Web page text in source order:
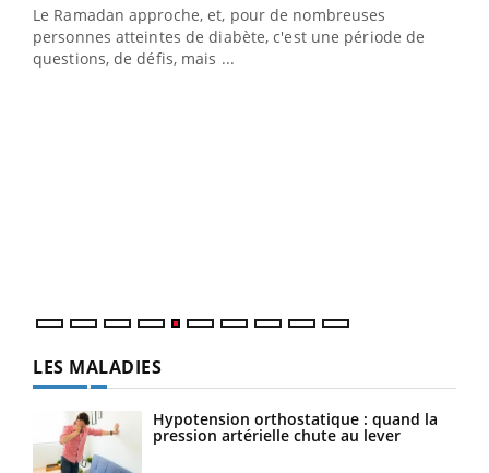
Le Ramadan approche, et, pour de nombreuses
personnes atteintes de diabète, c'est une période de
questions, de défis, mais ...
LES MALADIES
Hypotension orthostatique : quand la
pression artérielle chute au lever